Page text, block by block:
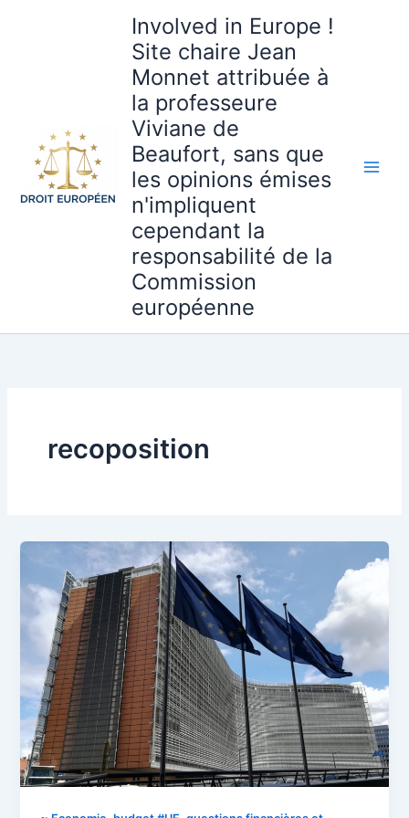
Involved in Europe !
Site chaire Jean
Monnet attribuée à
la professeure
Viviane de
Beaufort, sans que
les opinions émises
n'impliquent
cependant la
responsabilité de la
Commission
européenne
recoposition